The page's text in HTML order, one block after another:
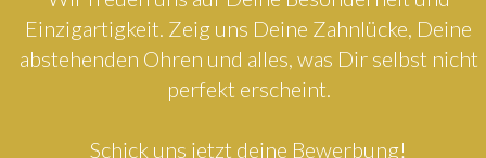
Einzigartigkeit. Zeig uns Deine Zahnlücke, Deine
abstehenden Ohren und alles, was Dir selbst nicht
perfekt erscheint.
Schick uns jetzt deine Bewerbung!